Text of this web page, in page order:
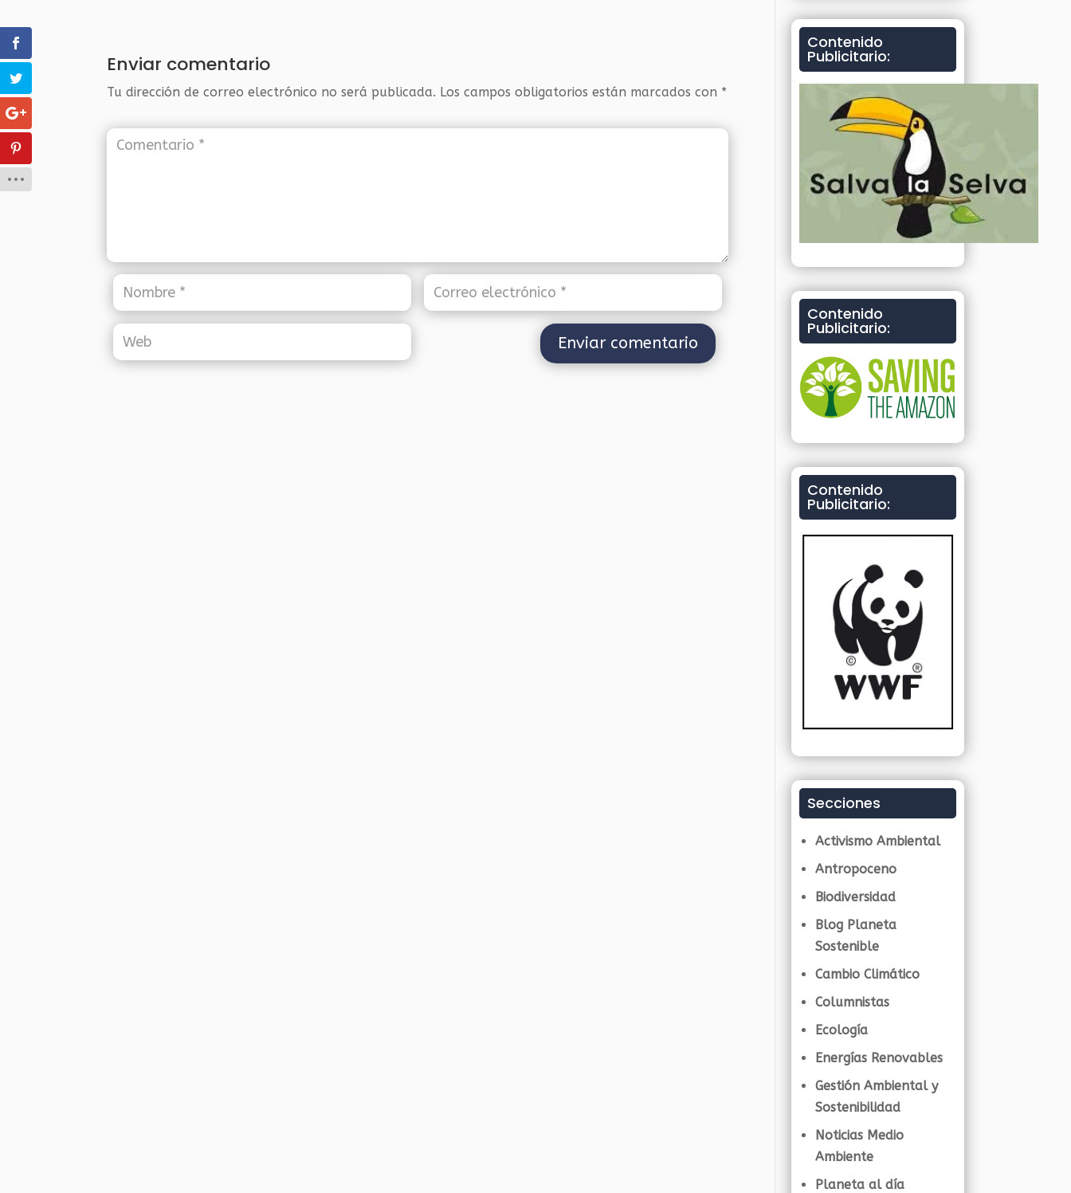
Enviar comentario
Tu dirección de correo electrónico no será publicada. Los campos obligatorios están marcados con *
Contenido
Publicitario:
Contenido
Publicitario:
Contenido
Publicitario:
Secciones
Activismo Ambiental
Antropoceno
Biodiversidad
Blog Planeta
Sostenible
Cambio Climático
Columnistas
Ecología
Energías Renovables
Gestión Ambiental y
Sostenibilidad
Noticias Medio
Ambiente
Planeta al día